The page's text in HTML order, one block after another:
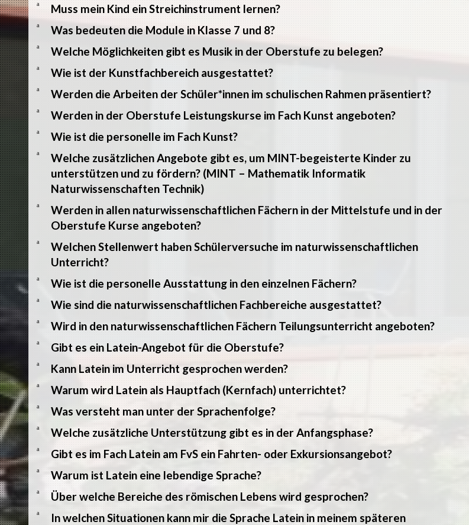
a Muss mein Kind ein Streichinstrument lernen?
a Was bedeuten die Module in Klasse 7 und 8?
a Welche Möglichkeiten gibt es Musik in der Oberstufe zu belegen?
a Wie ist der Kunstfachbereich ausgestattet?
a Werden die Arbeiten der Schüler*innen im schulischen Rahmen präsentiert?
a Werden in der Oberstufe Leistungskurse im Fach Kunst angeboten?
a Wie ist die personelle im Fach Kunst?
a
Welche zusätzlichen Angebote gibt es, um MINT-begeisterte Kinder zu
unterstützen und zu fördern? (MINT – Mathematik Informatik
Naturwissenschaften Technik)
a
Werden in allen naturwissenschaftlichen Fächern in der Mittelstufe und in der
Oberstufe Kurse angeboten?
a
Welchen Stellenwert haben Schülerversuche im naturwissenschaftlichen
Unterricht?
a Wie ist die personelle Ausstattung in den einzelnen Fächern?
a Wie sind die naturwissenschaftlichen Fachbereiche ausgestattet?
a Wird in den naturwissenschaftlichen Fächern Teilungsunterricht angeboten?
a Gibt es ein Latein-Angebot für die Oberstufe?
a Kann Latein im Unterricht gesprochen werden?
a Warum wird Latein als Hauptfach (Kernfach) unterrichtet?
a Was versteht man unter der Sprachenfolge?
a Welche zusätzliche Unterstützung gibt es in der Anfangsphase?
a Gibt es im Fach Latein am FvS ein Fahrten- oder Exkursionsangebot?
a Warum ist Latein eine lebendige Sprache?
a Über welche Bereiche des römischen Lebens wird gesprochen?
a
In welchen Situationen kann mir die Sprache Latein in meinem späteren